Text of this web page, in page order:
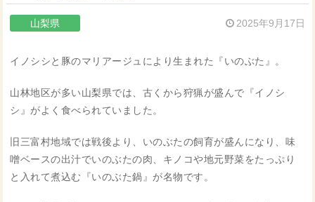
山梨県 2025年9月17日
イノシシと豚のマリアージュにより生まれた『いのぶた』。
山林地区が多い山梨県では、古くから狩猟が盛んで『イノシ
シ』がよく食べられていました。
旧三富村地域では戦後より、いのぶたの飼育が盛んになり、味
噌ベースの出汁でいのぶたの肉、キノコや地元野菜をたっぷり
と入れて煮込む『いのぶた鍋』が名物です。